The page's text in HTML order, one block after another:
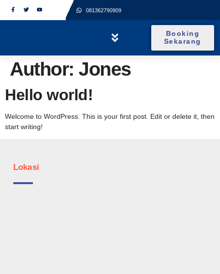
081362790909
Booking
Sekarang
Author: Jones
Hello world!
Welcome to WordPress. This is your first post. Edit or delete it, then
start writing!
Lokasi